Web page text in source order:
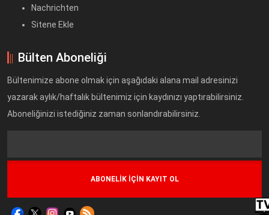
Nachrichten
Sitene Ekle
Bülten Aboneliği
Bültenimize abone olmak için aşağıdaki alana mail adresinizi
yazarak aylık/haftalık bültenimiz için kaydınızı yaptırabilirsiniz.
Aboneliğinizi istediğiniz zaman sonlandırabilirsiniz.